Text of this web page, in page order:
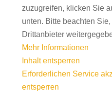
zuzugreifen, klicken Sie
unten. Bitte beachten
Drittanbieter
Mehr Informationen
Inhalt entsperren
Erforderlichen Service
entsperren